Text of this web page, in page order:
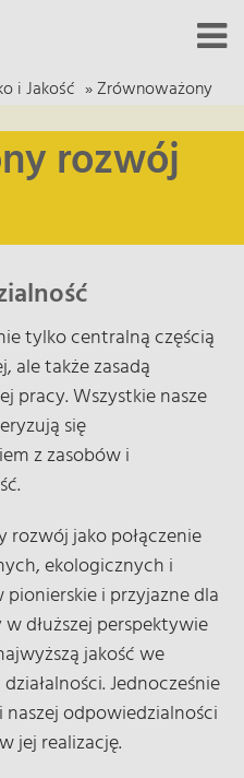
i Jakość »Zrównoważony
rozwój
tylko centralną częścią
ale także zasadą
pracy. Wszystkie nasze
się
z zasobów i
jako połączenie
ekologicznych i
i przyjazne dla
dłuższej perspektywie
jakość we
Jednocześnie
odpowiedzialności
jej realizację.